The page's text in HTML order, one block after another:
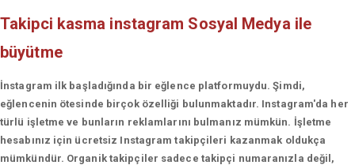
Takipci kasma instagram Sosyal Medya ile
büyütme
İnstagram ilk başladığında bir eğlence platformuydu. Şimdi,
eğlencenin ötesinde birçok özelliği bulunmaktadır. Instagram'da her
türlü işletme ve bunların reklamlarını bulmanız mümkün. İşletme
hesabınız için ücretsiz Instagram takipçileri kazanmak oldukça
mümkündür. Organik takipçiler sadece takipçi numaranızla değil,